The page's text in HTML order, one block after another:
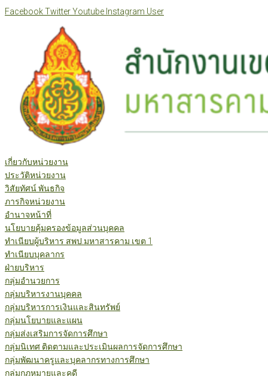
Skip
FacebookTwitterYoutube Instagram User
เกี่ยวกับหน่วยงาน
ประวัติหน่วยงาน
วิสัยทัศน์ พันธกิจ
ภารกิจหน่วยงาน
อำนาจหน้าที่
นโยบายคุ้มครองข้อมูลส่วนบุคคล
ทำเนียบผู้บริหาร สพป.มหาสารคาม เขต 1
ทำเนียบบุคลากร
ฝ่ายบริหาร
กลุ่มอำนวยการ
กลุ่มบริหารงานบุคคล
กลุ่มบริหารการเงินและสินทรัพย์
กลุ่มนโยบายและแผน
กลุ่มส่งเสริมการจัดการศึกษา
กลุ่มนิเทศ ติดตามและประเมินผลการจัดการศึกษา
กลุ่มพัฒนาครูและบุคลากรทางการศึกษา
กลุ่มกฎหมายและคดี